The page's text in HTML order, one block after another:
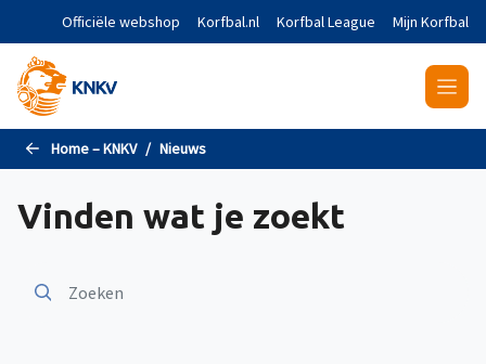
Naar de hoofdinhoud gaan
Officiële webshop Korfbal.nl Korfbal League Mijn Korfbal
Home – KNKV Nieuws
Vinden wat je zoekt